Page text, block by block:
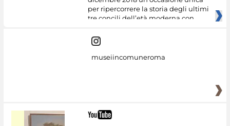
per ripercorrere la storia degli ultimi
tre concili dell’età moderna con
museiincomuneroma